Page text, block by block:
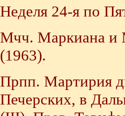
Неделя 24-я по
Мчч. Маркиана и
(1963).
Прпп. Мартирия
Печерских, в